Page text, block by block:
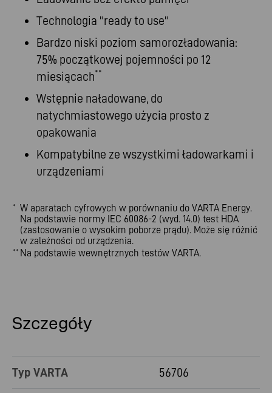
Technologia "ready to use"
Bardzo niski poziom samorozładowania:
75% początkowej pojemności po 12
miesiącach**
Wstępnie naładowane, do
natychmiastowego użycia prosto z
opakowania
Kompatybilne ze wszystkimi ładowarkami i
urządzeniami
*
W aparatach cyfrowych w porównaniu do VARTA Energy.
Na podstawie normy IEC 60086-2 (wyd. 14.0) test HDA
(zastosowanie o wysokim poborze prądu). Może się różnić
w zależności od urządzenia.
** Na podstawie wewnętrznych testów VARTA.
Szczegóły
Typ VARTA 56706